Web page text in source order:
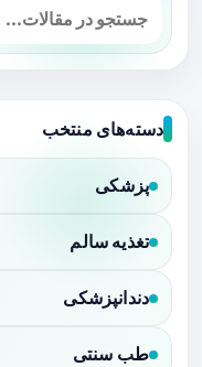
دسته‌های منتخب
پزشکی
تغذیه سالم
دندانپزشکی
طب سنتی